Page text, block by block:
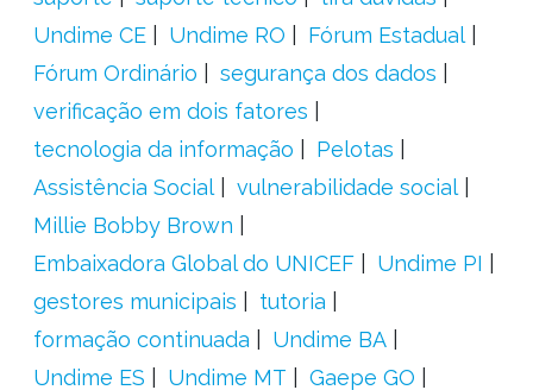
Undime CE
Undime RO
Fórum Estadual
Fórum Ordinário
segurança dos dados
verificação em dois fatores
tecnologia da informação
Pelotas
Assistência Social
vulnerabilidade social
Millie Bobby Brown
Embaixadora Global do UNICEF
Undime PI
gestores municipais
tutoria
formação continuada
Undime BA
Undime ES
Undime MT
Gaepe GO